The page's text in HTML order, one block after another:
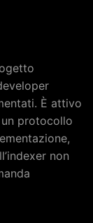
È attivo
protocollo
non